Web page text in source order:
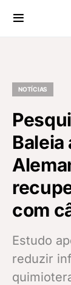
NOTÍCIAS
Baleia
com
Estudo
reduzir